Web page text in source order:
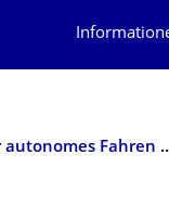
Absichtserklärung: „Sächsische